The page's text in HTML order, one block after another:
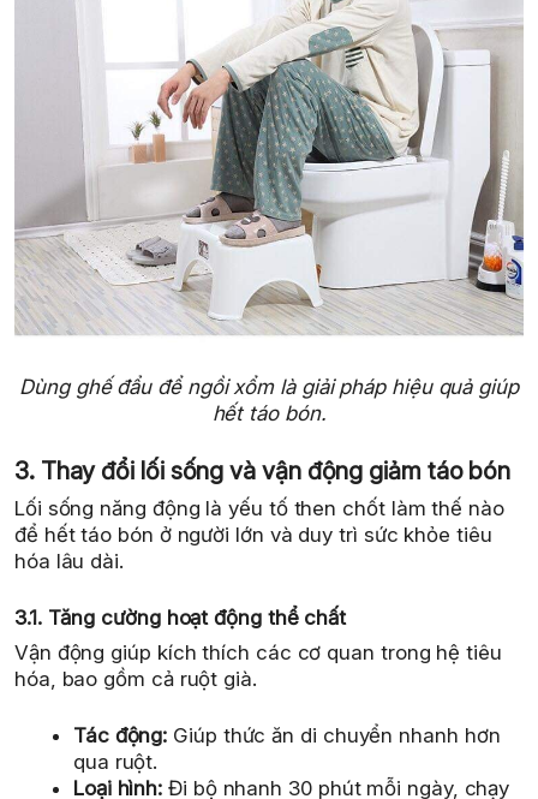
Dùng ghế đẩu để ngồi xổm là giải pháp hiệu quả giúp
hết táo bón.
3. Thay đổi lối sống và vận động giảm táo bón
Lối sống năng động là yếu tố then chốt làm thế nào
để hết táo bón ở người lớn và duy trì sức khỏe tiêu
hóa lâu dài.
3.1. Tăng cường hoạt động thể chất
Vận động giúp kích thích các cơ quan trong hệ tiêu
hóa, bao gồm cả ruột già.
Tác động: Giúp thức ăn di chuyển nhanh hơn
qua ruột.
Loại hình: Đi bộ nhanh 30 phút mỗi ngày, chạy